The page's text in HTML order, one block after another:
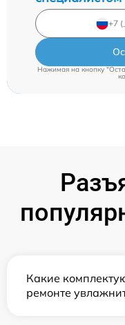
Нажимая на кнопку
Какие
ремонте